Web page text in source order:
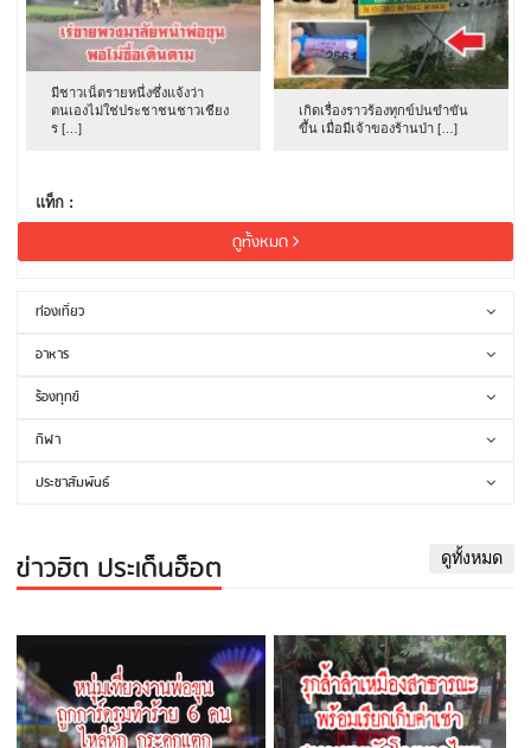
มีชาวเน็ตรายหนึ่งซึ่งแจ้งว่า
ตนเองไม่ใช่ประชาชนชาวเชียง
ร […]
เกิดเรื่องราวร้องทุกข์ปนขำขัน
ขึ้น เมื่อมีเจ้าของร้านป่า […]
แท็ก :
ดูทั้งหมด
ท่องเที่ยว
อาหาร
ร้องทุกข์
กีฬา
ประชาสัมพันธ์
ข่าวฮิต ประเด็นฮ็อต ดูทั้งหมด